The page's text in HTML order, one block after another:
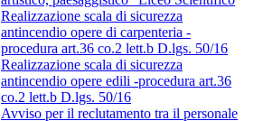
Realizzazione scala di sicurezza
antincendio opere di carpenteria -
procedura art.36 co.2 lett.b D.lgs. 50/16
Realizzazione scala di sicurezza
antincendio opere edili -procedura art.36
co.2 lett.b D.lgs. 50/16
Avviso per il reclutamento tra il personale